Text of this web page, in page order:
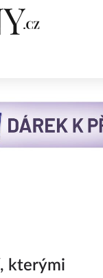
kterými